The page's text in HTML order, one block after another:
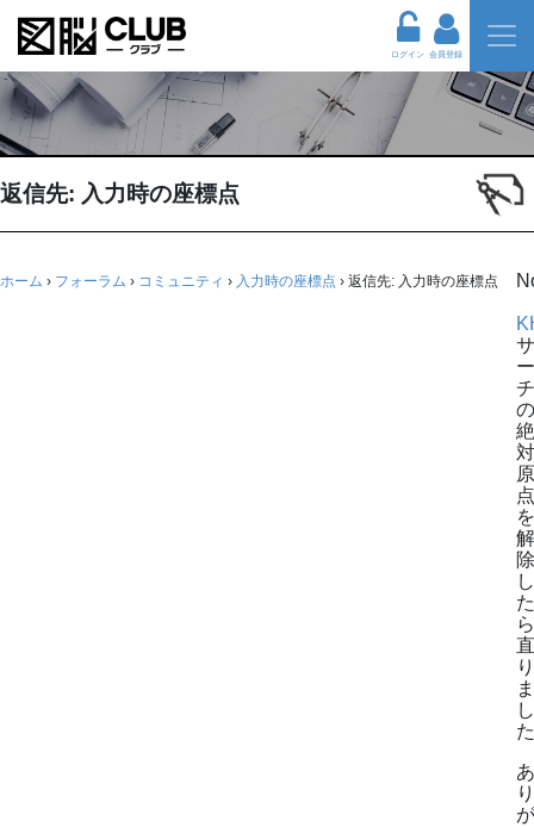
ログイン 会員登録
返信先: 入力時の座標点
ホーム › フォーラム › コミュニティ › 入力時の座標点 › 返信先: 入力時の座標点
サ
ー
チ
の
絶
対
原
点
を
解
除
し
た
ら
直
り
ま
し
あ
り
が